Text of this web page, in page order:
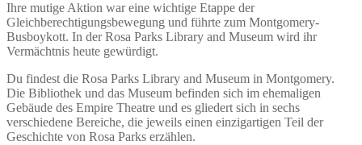
Ihre mutige Aktion war eine wichtige Etappe der
Gleichberechtigungsbewegung und führte zum Montgomery-
Busboykott. In der Rosa Parks Library and Museum wird ihr
Vermächtnis heute gewürdigt.
Du findest die Rosa Parks Library and Museum in Montgomery.
Die Bibliothek und das Museum befinden sich im ehemaligen
Gebäude des Empire Theatre und es gliedert sich in sechs
verschiedene Bereiche, die jeweils einen einzigartigen Teil der
Geschichte von Rosa Parks erzählen.